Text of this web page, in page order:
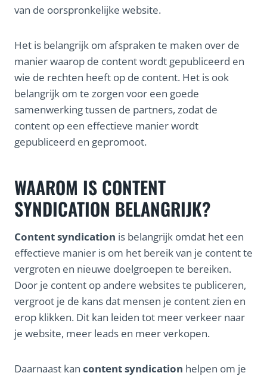
van de oorspronkelijke website.
Het is belangrijk om afspraken te maken over de
manier waarop de content wordt gepubliceerd en
wie de rechten heeft op de content. Het is ook
belangrijk om te zorgen voor een goede
samenwerking tussen de partners, zodat de
content op een effectieve manier wordt
gepubliceerd en gepromoot.
WAAROM IS CONTENT
SYNDICATION BELANGRIJK?
Content syndication is belangrijk omdat het een
effectieve manier is om het bereik van je content te
vergroten en nieuwe doelgroepen te bereiken.
Door je content op andere websites te publiceren,
vergroot je de kans dat mensen je content zien en
erop klikken. Dit kan leiden tot meer verkeer naar
je website, meer leads en meer verkopen.
Daarnaast kan content syndication helpen om je